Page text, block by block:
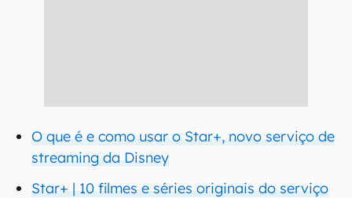
O que é e como usar o Star+, novo serviço de
streaming da Disney
Star+ | 10 filmes e séries originais do serviço